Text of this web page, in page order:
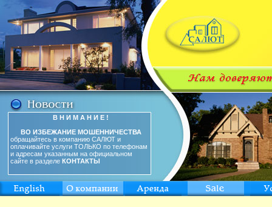
В Н И М А Н И Е !
ВО ИЗБЕЖАНИЕ МОШЕННИЧЕСТВА
обращайтесь в компанию САЛЮТ и
оплачивайте услуги ТОЛЬКО по телефонам
и адресам указанным на официальном
сайте в разделе КОНТАКТЫ